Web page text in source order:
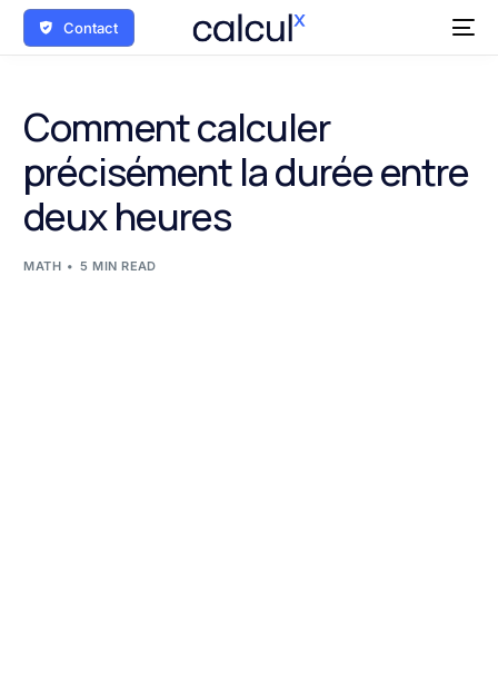
Contact
Comment calculer
précisément la durée entre
deux heures
MATH 5 MIN READ